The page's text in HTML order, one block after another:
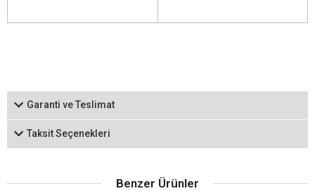
Garanti ve Teslimat
Taksit Seçenekleri
Benzer Ürünler